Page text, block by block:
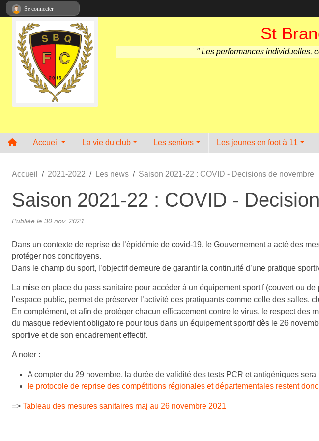
St
" Les performances individuelles,
Accueil La vie du club Les seniors Les jeunes en foot à 11
Accueil 2021-2022 Les news Saison 2021-22 : COVID - Decisions de novembre
Saison 2021-22 : COVID -
Publiée le 30 nov. 2021
Dans un contexte de reprise de l’épidémie de covid-19, le Gouvernement a acté des
protéger nos concitoyens.
Dans le champ du sport, l’objectif demeure de garantir la continuité d’une pratique
La mise en place du pass sanitaire pour accéder à un équipement sportif (couvert ou
l’espace public, permet de préserver l’activité des pratiquants comme celle des salles,
En complément, et afin de protéger chacun efficacement contre le virus, le respect des
du masque redevient obligatoire pour tous dans un équipement sportif dès le 26
sportive et de son encadrement effectif.
A noter :
A compter du 29 novembre, la durée de validité des tests PCR et antigéniques
le protocole de reprise des compétitions régionales et départementales restent
=> Tableau des mesures sanitaires maj au 26 novembre 2021
Se connecter
Panneau de gestion des cookies